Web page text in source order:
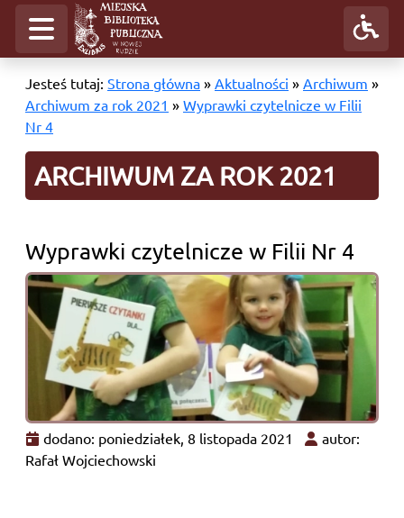
Jesteś tutaj: Strona główna » Aktualności » Archiwum »
Archiwum za rok 2021 » Wyprawki czytelnicze w Filii
Nr 4
ARCHIWUM ZA ROK 2021
Wyprawki czytelnicze w Filii Nr 4
dodano: poniedziałek, 8 listopada 2021
autor:
Rafał Wojciechowski